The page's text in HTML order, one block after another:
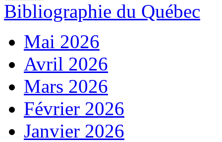
Bibliographie du Québec
Mai 2026
Avril 2026
Mars 2026
Février 2026
Janvier 2026